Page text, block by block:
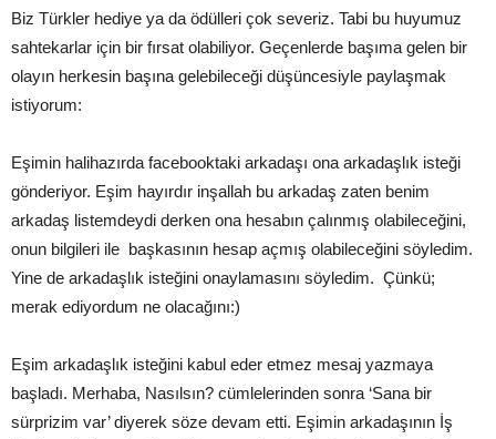
Biz Türkler hediye ya da ödülleri çok severiz. Tabi bu huyumuz
sahtekarlar için bir fırsat olabiliyor. Geçenlerde başıma gelen bir
olayın herkesin başına gelebileceği düşüncesiyle paylaşmak
istiyorum:
Eşimin halihazırda facebooktaki arkadaşı ona arkadaşlık isteği
gönderiyor. Eşim hayırdır inşallah bu arkadaş zaten benim
arkadaş listemdeydi derken ona hesabın çalınmış olabileceğini,
onun bilgileri ile başkasının hesap açmış olabileceğini söyledim.
Yine de arkadaşlık isteğini onaylamasını söyledim. Çünkü;
merak ediyordum ne olacağını:)
Eşim arkadaşlık isteğini kabul eder etmez mesaj yazmaya
başladı. Merhaba, Nasılsın? cümlelerinden sonra ‘Sana bir
sürprizim var’ diyerek söze devam etti. Eşimin arkadaşının İş